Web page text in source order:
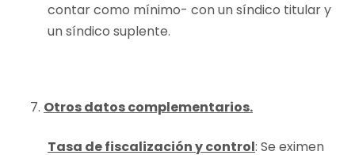
contar como mínimo- con un síndico titular y
un síndico suplente.
Otros datos complementarios.
Tasa de fiscalización y control: Se eximen